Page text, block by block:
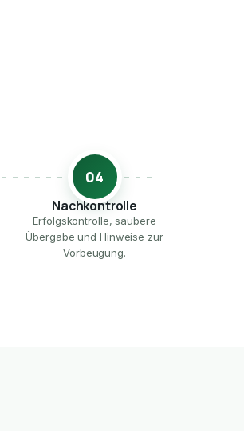
04
Nachkontrolle
Erfolgskontrolle, saubere
Übergabe und Hinweise zur
Vorbeugung.